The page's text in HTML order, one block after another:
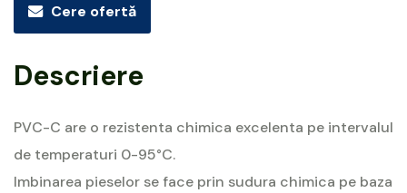
Cere ofertă
Descriere
PVC-C are o rezistenta chimica excelenta pe intervalul
de temperaturi 0-95°C.
Imbinarea pieselor se face prin sudura chimica pe baza